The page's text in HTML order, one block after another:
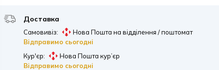
Доставка
Самовивіз:
Нова Пошта на відділення / поштомат
Відправимо сьогодні
Кур'єр:
Нова Пошта кур’єр
Відправимо сьогодні